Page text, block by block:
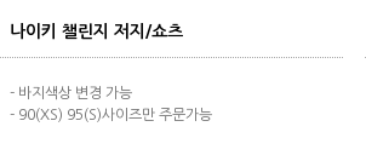
나이키 챌린지 저지/쇼츠
- 바지색상 변경 가능
- 90(XS) 95(S)사이즈만 주문가능